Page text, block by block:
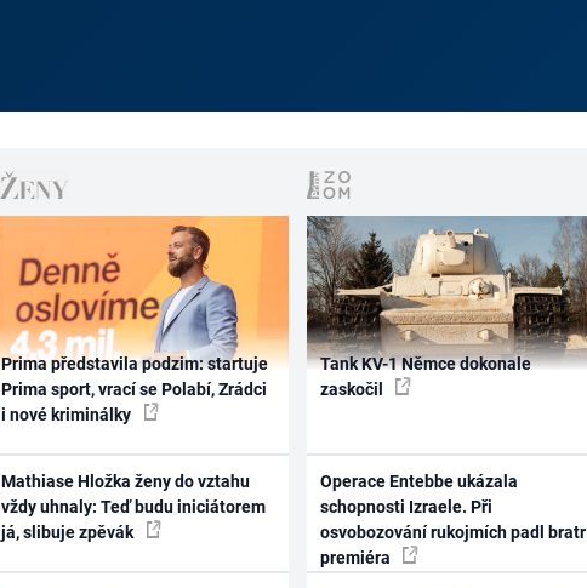
Prima představila podzim: startuje
Prima sport, vrací se Polabí, Zrádci
i nové kriminálky
Mathiase Hložka ženy do vztahu
vždy uhnaly: Teď budu iniciátorem
já, slibuje zpěvák
Tank KV-1 Němce dokonale
zaskočil
Operace Entebbe ukázala
schopnosti Izraele. Při
osvobozování rukojmích padl bratr
premiéra